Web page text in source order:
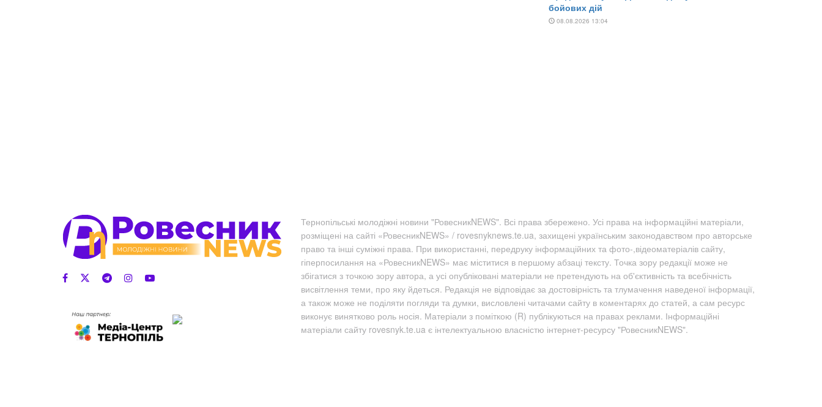
Тернопільські молодіжні новини "РовесникNEWS". Всі права збережено. Усі права на інформаційні матеріали,
розміщені на сайті «РовесникNEWS» / rovesnyknews.te.ua, захищені українським законодавством про авторське
право та інші суміжні права. При використанні, передруку інформаційних та фото-,відеоматеріалів сайту,
гіперпосилання на «РовесникNEWS» має міститися в першому абзаці тексту. Точка зору редакції може не
збігатися з точкою зору автора, а усі опубліковані матеріали не претендують на об'єктивність та всебічність
висвітлення теми, про яку йдеться. Редакція не відповідає за достовірність та тлумачення наведеної інформації,
а також може не поділяти погляди та думки, висловлені читачами сайту в коментарях до статей, а сам ресурс
виконує винятково роль носія. Матеріали з поміткою (R) публікуються на правах реклами. Інформаційні
матеріали сайту rovesnyk.te.ua є інтелектуальною власністю інтернет-ресурсу "РовесникNEWS".